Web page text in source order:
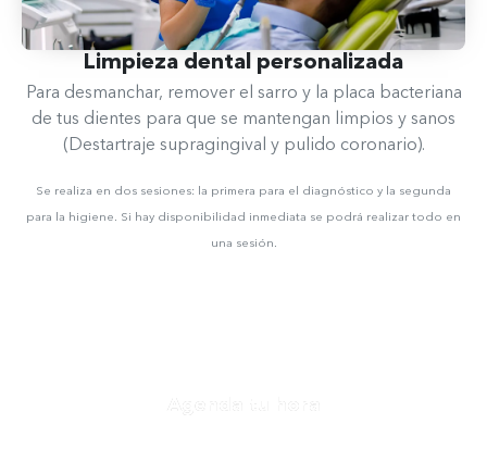
Limpieza dental personalizada
Para desmanchar, remover el sarro y la placa bacteriana
de tus dientes para que se mantengan limpios y sanos
(Destartraje supragingival y pulido coronario).
Se realiza en dos sesiones: la primera para el diagnóstico y la segunda
para la higiene. Si hay disponibilidad inmediata se podrá realizar todo en
una sesión.